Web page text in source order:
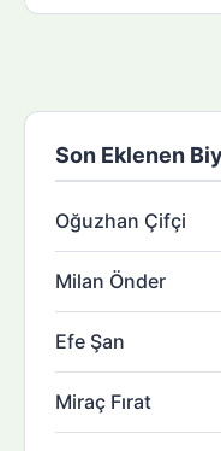
Son Eklenen
Oğuzhan Çifçi
Milan Önder
Efe Şan
Miraç Fırat